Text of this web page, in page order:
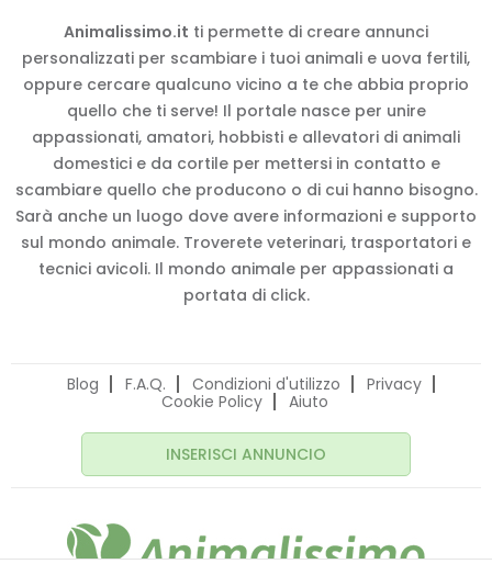
Animalissimo.it ti permette di creare annunci
personalizzati per scambiare i tuoi animali e uova fertili,
oppure cercare qualcuno vicino a te che abbia proprio
quello che ti serve! Il portale nasce per unire
appassionati, amatori, hobbisti e allevatori di animali
domestici e da cortile per mettersi in contatto e
scambiare quello che producono o di cui hanno bisogno.
Sarà anche un luogo dove avere informazioni e supporto
sul mondo animale. Troverete veterinari, trasportatori e
tecnici avicoli. Il mondo animale per appassionati a
portata di click.
Blog F.A.Q. Condizioni d'utilizzo
Privacy
Cookie Policy
Aiuto
INSERISCI ANNUNCIO